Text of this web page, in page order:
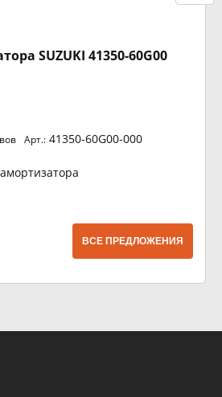
SUZUKI 41350-60G00
Арт.: 41350-60G00-000
ВСЕ ПРЕДЛОЖЕНИЯ